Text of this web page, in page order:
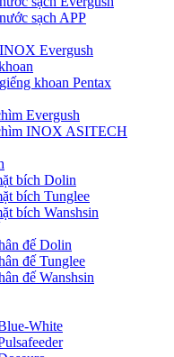
sạch APP
Evergush
khoan Pentax
Evergush
INOX ASITECH
bích Dolin
bích Tunglee
bích Wanshsin
đế Dolin
đế Tunglee
đế Wanshsin
White